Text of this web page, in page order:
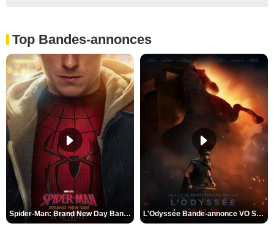
Top Bandes-annonces
Spider-Man: Brand New Day Bande-annonce VO STFR L'Odyssée Bande-annonce VO STFR